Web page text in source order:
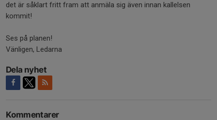
det är såklart fritt fram att anmäla sig även innan kallelsen
kommit!
Ses på planen!
Vänligen, Ledarna
Dela nyhet
Kommentarer